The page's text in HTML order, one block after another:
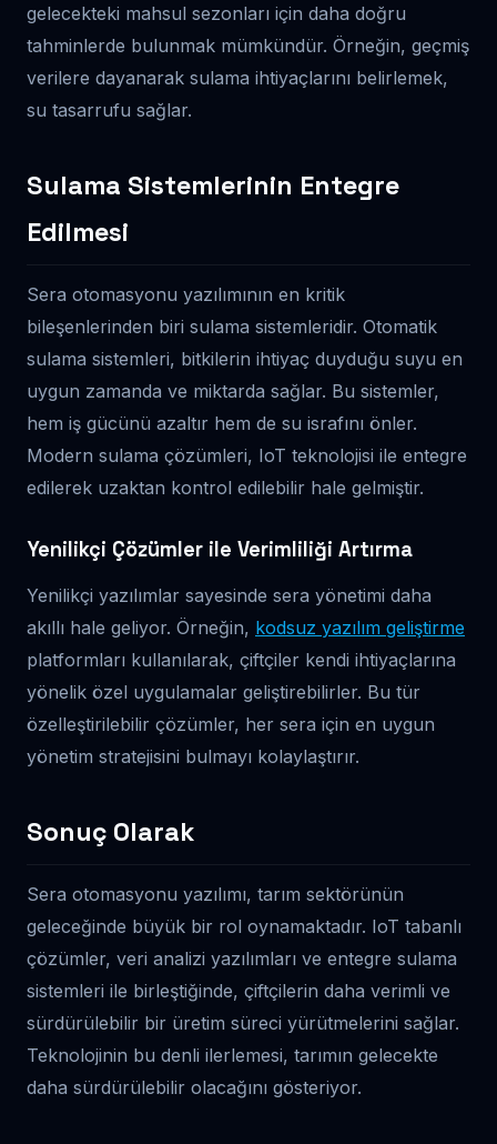
gelecekteki mahsul sezonları için daha doğru
tahminlerde bulunmak mümkündür. Örneğin, geçmiş
verilere dayanarak sulama ihtiyaçlarını belirlemek,
su tasarrufu sağlar.
Sulama Sistemlerinin Entegre
Edilmesi
Sera otomasyonu yazılımının en kritik
bileşenlerinden biri sulama sistemleridir. Otomatik
sulama sistemleri, bitkilerin ihtiyaç duyduğu suyu en
uygun zamanda ve miktarda sağlar. Bu sistemler,
hem iş gücünü azaltır hem de su israfını önler.
Modern sulama çözümleri, IoT teknolojisi ile entegre
edilerek uzaktan kontrol edilebilir hale gelmiştir.
Yenilikçi Çözümler ile Verimliliği Artırma
Yenilikçi yazılımlar sayesinde sera yönetimi daha
akıllı hale geliyor. Örneğin, kodsuz yazılım geliştirme
platformları kullanılarak, çiftçiler kendi ihtiyaçlarına
yönelik özel uygulamalar geliştirebilirler. Bu tür
özelleştirilebilir çözümler, her sera için en uygun
yönetim stratejisini bulmayı kolaylaştırır.
Sonuç Olarak
Sera otomasyonu yazılımı, tarım sektörünün
geleceğinde büyük bir rol oynamaktadır. IoT tabanlı
çözümler, veri analizi yazılımları ve entegre sulama
sistemleri ile birleştiğinde, çiftçilerin daha verimli ve
sürdürülebilir bir üretim süreci yürütmelerini sağlar.
Teknolojinin bu denli ilerlemesi, tarımın gelecekte
daha sürdürülebilir olacağını gösteriyor.